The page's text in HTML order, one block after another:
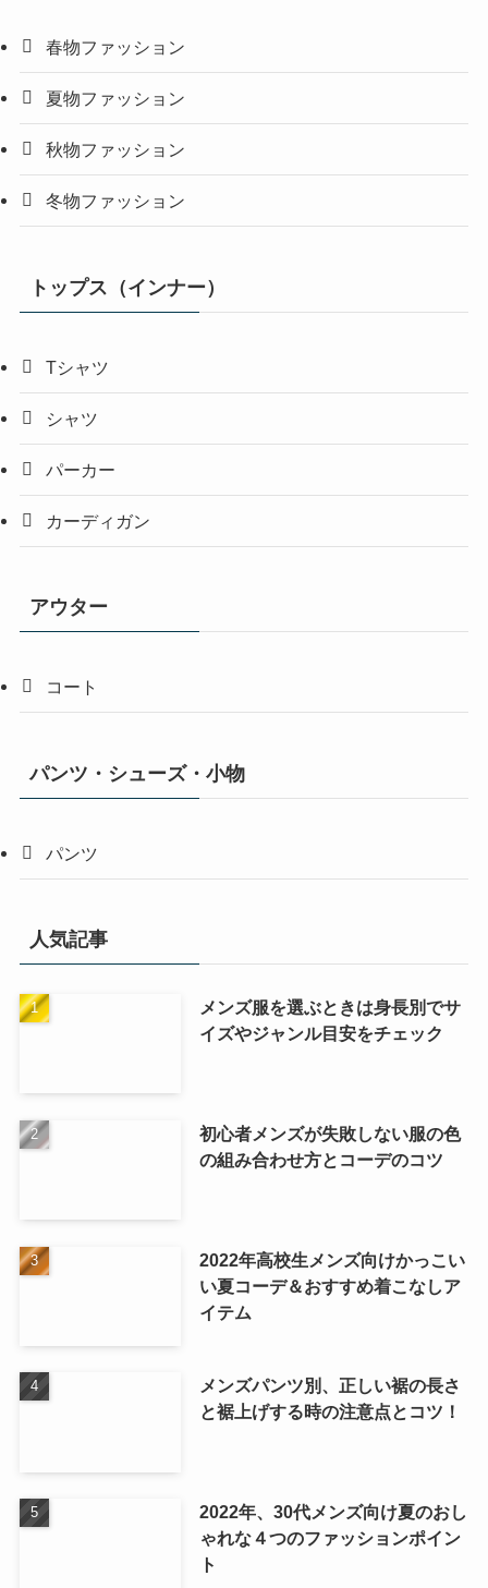
春物ファッション
夏物ファッション
秋物ファッション
冬物ファッション
トップス（インナー）
Tシャツ
シャツ
パーカー
カーディガン
アウター
コート
パンツ・シューズ・小物
パンツ
人気記事
メンズ服を選ぶときは身長別でサ
イズやジャンル目安をチェック
初心者メンズが失敗しない服の色
の組み合わせ方とコーデのコツ
2022年高校生メンズ向けかっこい
い夏コーデ＆おすすめ着こなしア
イテム
メンズパンツ別、正しい裾の長さ
と裾上げする時の注意点とコツ！
2022年、30代メンズ向け夏のおし
ゃれな４つのファッションポイン
ト